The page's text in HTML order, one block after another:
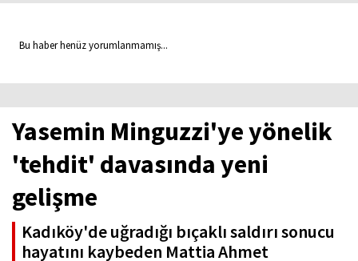
Bu haber henüz yorumlanmamış...
Yasemin Minguzzi'ye yönelik
'tehdit' davasında yeni
gelişme
Kadıköy'de uğradığı bıçaklı saldırı sonucu
hayatını kaybeden Mattia Ahmet